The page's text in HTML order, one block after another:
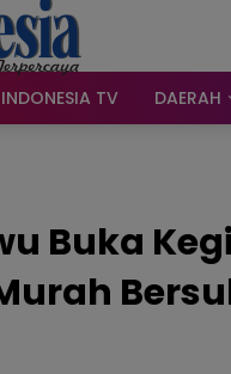
TV DAERAH
Buka